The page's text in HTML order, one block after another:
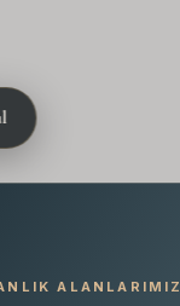
ALANLARIMIZ